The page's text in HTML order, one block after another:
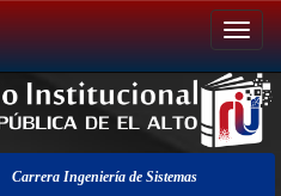
Carrera Ingeniería de Sistemas